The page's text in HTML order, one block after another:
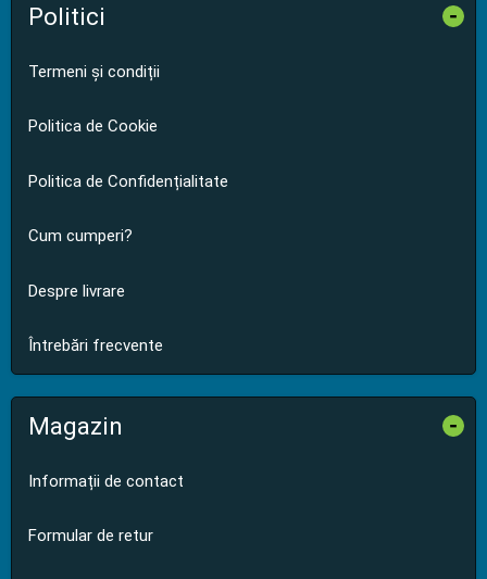
Politici -
Termeni și condiții
Politica de Cookie
Politica de Confidențialitate
Cum cumperi?
Despre livrare
Întrebări frecvente
Magazin -
Informații de contact
Formular de retur